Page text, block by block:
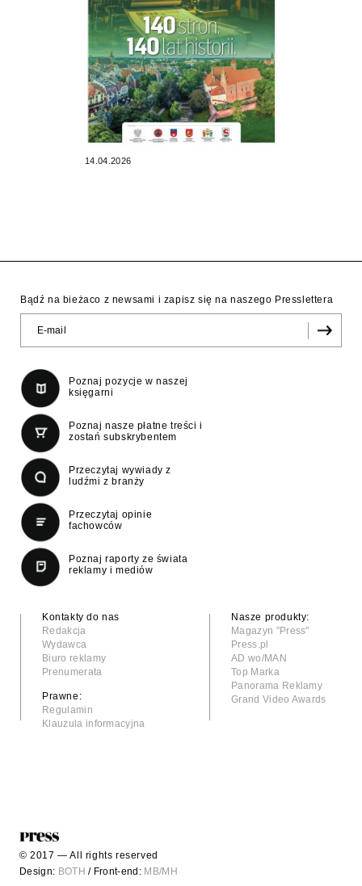
14.04.2026
Bądź na bieżaco z newsami i zapisz się na naszego Presslettera
Poznaj pozycje w naszej
księgarni
Poznaj nasze płatne treści i
zostań subskrybentem
Przeczytaj wywiady z
ludźmi z branży
Przeczytaj opinie
fachowców
Poznaj raporty ze świata
reklamy i mediów
Kontakty do nas
Redakcja
Wydawca
Biuro reklamy
Prenumerata
Prawne:
Regulamin
Klauzula informacyjna
Nasze produkty:
Magazyn "Press"
Press.pl
AD wo/MAN
Top Marka
Panorama Reklamy
Grand Video Awards
Design: BOTH / Front-end: MB/MH
© 2017 — All rights reserved